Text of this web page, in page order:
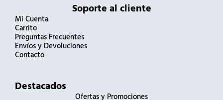
Soporte al cliente
Mi Cuenta
Carrito
Preguntas Frecuentes
Envíos y Devoluciones
Contacto
Destacados
Ofertas y Promociones